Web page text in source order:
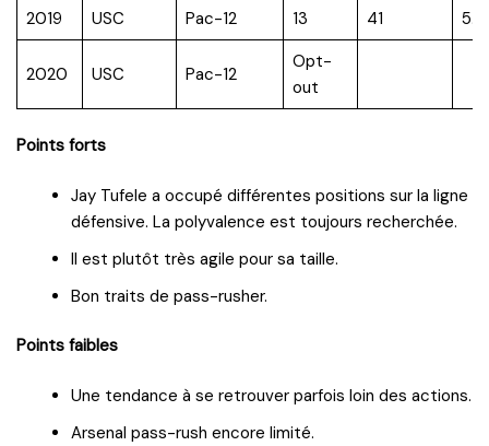
2019
USC Pac-12 13 41 5.5
2020 USC Pac-12
Opt-
out
Points forts
Jay Tufele a occupé différentes positions sur la ligne
défensive. La polyvalence est toujours recherchée.
Il est plutôt très agile pour sa taille.
Bon traits de pass-rusher.
Points faibles
Une tendance à se retrouver parfois loin des actions.
Arsenal pass-rush encore limité.